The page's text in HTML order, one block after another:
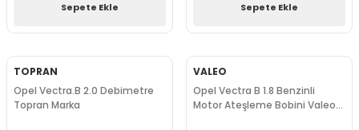
Sepete Ekle Sepete Ekle
TOPRAN
Opel Vectra.B 2.0 Debimetre
Topran Marka
VALEO
Opel Vectra B 1.8 Benzinli
Motor Ateşleme Bobini Valeo